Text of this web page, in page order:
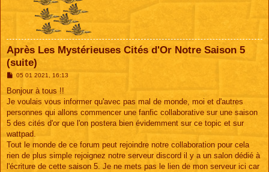
Après Les Mystérieuses Cités d'Or Notre Saison 5
(suite)
M
s
a
g
05 01 2021, 16:13
Bonjour à tous !!
Je voulais vous informer qu'avec pas mal de monde, moi et d'autres
personnes qui allons commencer une fanfic collaborative sur une saison
5 des cités d'or que l'on postera bien évidemment sur ce topic et sur
wattpad.
Tout le monde de ce forum peut rejoindre notre collaboration pour cela
rien de plus simple rejoignez notre serveur discord il y a un salon dédié à
l'écriture de cette saison 5. Je ne mets pas le lien de mon serveur ici car